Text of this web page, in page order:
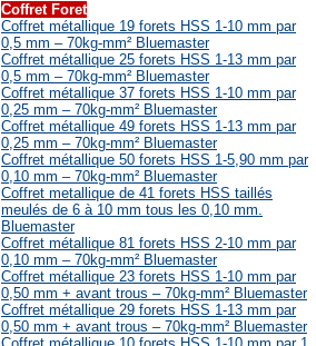
Coffret Foret
Coffret métallique 19 forets HSS 1-10 mm par
0,5 mm – 70kg-mm² Bluemaster
Coffret métallique 25 forets HSS 1-13 mm par
0,5 mm – 70kg-mm² Bluemaster
Coffret métallique 37 forets HSS 1-10 mm par
0,25 mm – 70kg-mm² Bluemaster
Coffret métallique 49 forets HSS 1-13 mm par
0,25 mm – 70kg-mm² Bluemaster
Coffret métallique 50 forets HSS 1-5,90 mm par
0,10 mm – 70kg-mm² Bluemaster
Coffret metallique de 41 forets HSS taillés
meulés de 6 à 10 mm tous les 0,10 mm.
Bluemaster
Coffret métallique 81 forets HSS 2-10 mm par
0,10 mm – 70kg-mm² Bluemaster
Coffret métallique 23 forets HSS 1-10 mm par
0,50 mm + avant trous – 70kg-mm² Bluemaster
Coffret métallique 29 forets HSS 1-13 mm par
0,50 mm + avant trous – 70kg-mm² Bluemaster